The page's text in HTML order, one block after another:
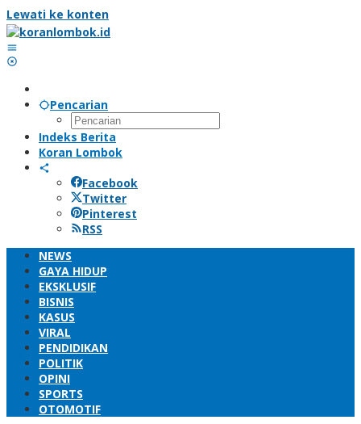
Lewati ke konten
Pencarian
Indeks Berita
Koran Lombok
Facebook
Twitter
Pinterest
RSS
NEWS
GAYA HIDUP
EKSKLUSIF
BISNIS
KASUS
VIRAL
PENDIDIKAN
POLITIK
OPINI
SPORTS
OTOMOTIF